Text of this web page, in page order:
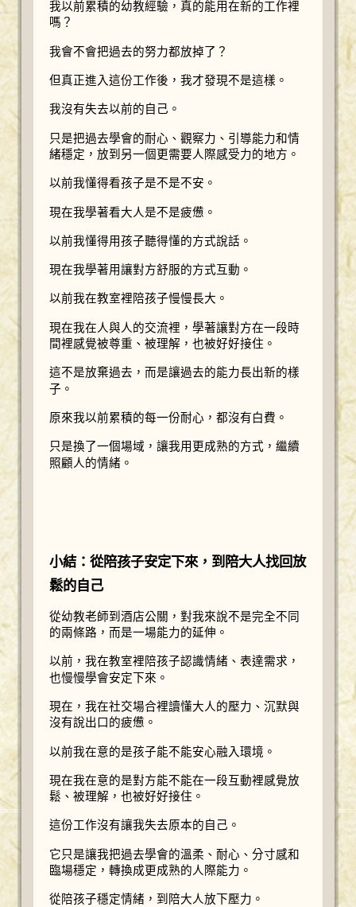
我以前累積的幼教經驗，真的能用在新的工作裡
嗎？
我會不會把過去的努力都放掉了？
但真正進入這份工作後，我才發現不是這樣。
我沒有失去以前的自己。
只是把過去學會的耐心、觀察力、引導能力和情
緒穩定，放到另一個更需要人際感受力的地方。
以前我懂得看孩子是不是不安。
現在我學著看大人是不是疲憊。
以前我懂得用孩子聽得懂的方式說話。
現在我學著用讓對方舒服的方式互動。
以前我在教室裡陪孩子慢慢長大。
現在我在人與人的交流裡，學著讓對方在一段時
間裡感覺被尊重、被理解，也被好好接住。
這不是放棄過去，而是讓過去的能力長出新的樣
子。
原來我以前累積的每一份耐心，都沒有白費。
只是換了一個場域，讓我用更成熟的方式，繼續
照顧人的情緒。
小結：從陪孩子安定下來，到陪大人找回放
鬆的自己
從幼教老師到酒店公關，對我來說不是完全不同
的兩條路，而是一場能力的延伸。
以前，我在教室裡陪孩子認識情緒、表達需求，
也慢慢學會安定下來。
現在，我在社交場合裡讀懂大人的壓力、沉默與
沒有說出口的疲憊。
以前我在意的是孩子能不能安心融入環境。
現在我在意的是對方能不能在一段互動裡感覺放
鬆、被理解，也被好好接住。
這份工作沒有讓我失去原本的自己。
它只是讓我把過去學會的溫柔、耐心、分寸感和
臨場穩定，轉換成更成熟的人際能力。
從陪孩子穩定情緒，到陪大人放下壓力。